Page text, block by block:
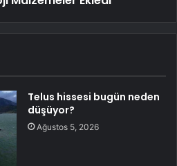
Telus hissesi bugün neden
düşüyor?
Ağustos 5, 2026